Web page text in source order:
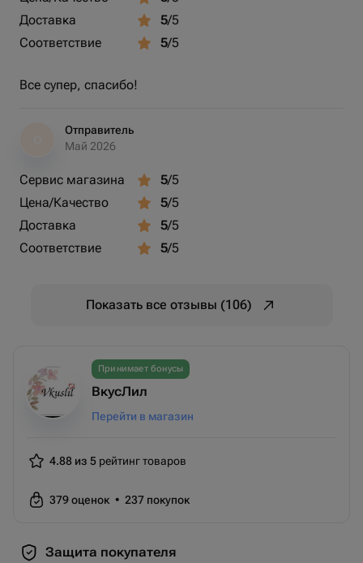
Доставка
5/5
Соответствие
5/5
Все супер, спасибо!
Отправитель
Май 2026
Сервис магазина 5/5
Цена/Качество
5/5
Доставка
5/5
Соответствие
5/5
Показать все отзывы (106)
Принимает бонусы
ВкусЛил
Перейти в магазин
4.88 из 5 рейтинг товаров
379оценок • 237 покупок
Защита покупателя